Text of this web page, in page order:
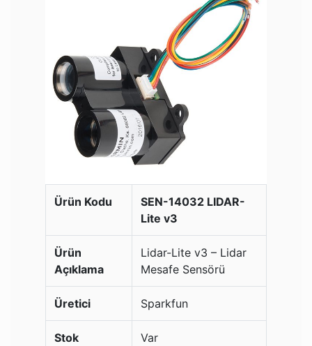
Ürün Kodu
SEN-14032 LIDAR-
Lite v3
Ürün
Açıklama
Lidar-Lite v3 – Lidar
Mesafe Sensörü
Üretici Sparkfun
Stok Var